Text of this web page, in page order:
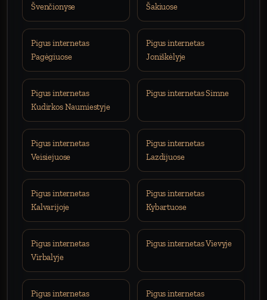
Švenčionyse
Šakiuose
Pigus internetas
Pagėgiuose
Pigus internetas
Joniškėlyje
Pigus internetas
Kudirkos Naumiestyje
Pigus internetas Simne
Pigus internetas
Veisiejuose
Pigus internetas
Lazdijuose
Pigus internetas
Kalvarijoje
Pigus internetas
Kybartuose
Pigus internetas
Virbalyje
Pigus internetas Vievyje
Pigus internetas
Pigus internetas